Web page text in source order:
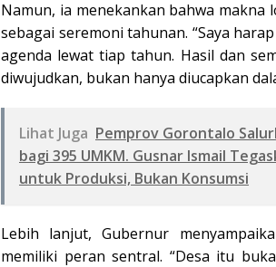
Namun, ia menekankan bahwa
sebagai seremoni tahunan. “Saya
agenda lewat tiap tahun. Hasil dan
diwujudkan, bukan hanya diucapkan
Lihat Juga Pemprov Gorontalo
bagi 395 UMKM. Gusnar Ismail
untuk Produksi, Bukan Konsumsi
Lebih lanjut, Gubernur
memiliki peran sentral. “Desa itu